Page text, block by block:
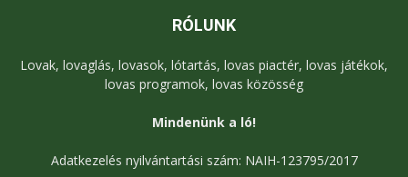
RÓLUNK
Lovak, lovaglás, lovasok, lótartás, lovas piactér, lovas játékok,
lovas programok, lovas közösség
Mindenünk a ló!
Adatkezelés nyilvántartási szám: NAIH-123795/2017